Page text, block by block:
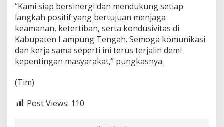
“Kami siap bersinergi dan mendukung setiap
langkah positif yang bertujuan menjaga
keamanan, ketertiban, serta kondusivitas di
Kabupaten Lampung Tengah. Semoga komunikasi
dan kerja sama seperti ini terus terjalin demi
kepentingan masyarakat,” pungkasnya.
(Tim)
Post Views: 110